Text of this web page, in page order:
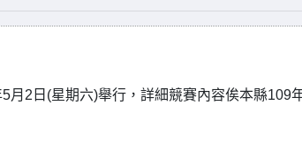
2日(星期六)舉行，詳細競賽內容俟本縣109